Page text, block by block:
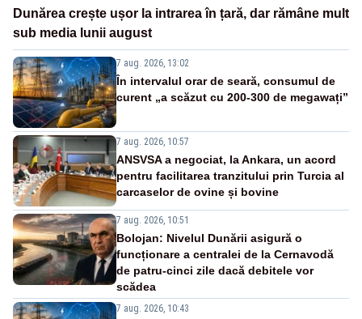
Dunărea crește ușor la intrarea în țară, dar rămâne mult
sub media lunii august
7 aug. 2026, 13:02
În intervalul orar de seară, consumul de
curent „a scăzut cu 200-300 de megawați”
7 aug. 2026, 10:57
ANSVSA a negociat, la Ankara, un acord
pentru facilitarea tranzitului prin Turcia al
carcaselor de ovine și bovine
7 aug. 2026, 10:51
Bolojan: Nivelul Dunării asigură o
funcționare a centralei de la Cernavodă
de patru-cinci zile dacă debitele vor
scădea
7 aug. 2026, 10:43